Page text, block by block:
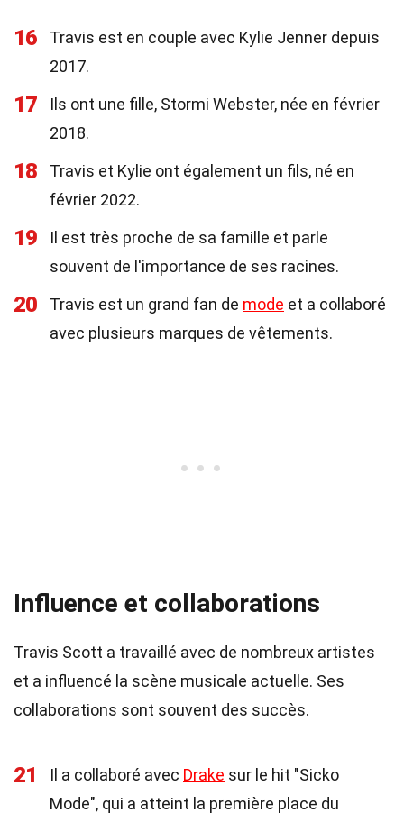
16
Travis est en couple avec Kylie Jenner depuis
2017.
17
Ils ont une fille, Stormi Webster, née en février
2018.
18
Travis et Kylie ont également un fils, né en
février 2022.
19
Il est très proche de sa famille et parle
souvent de l'importance de ses racines.
20 Travis est un grand fan de mode et a collaboré
avec plusieurs marques de vêtements.
Influence et collaborations
Travis Scott a travaillé avec de nombreux artistes
et a influencé la scène musicale actuelle. Ses
collaborations sont souvent des succès.
21 Il a collaboré avec Drake sur le hit "Sicko
Mode", qui a atteint la première place du